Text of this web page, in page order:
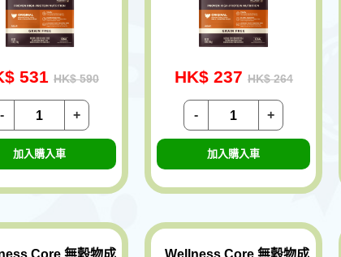
531 HK$ 590
+
-
加入購入車
HK$ 237 HK$ 264
+
-
加入購入車